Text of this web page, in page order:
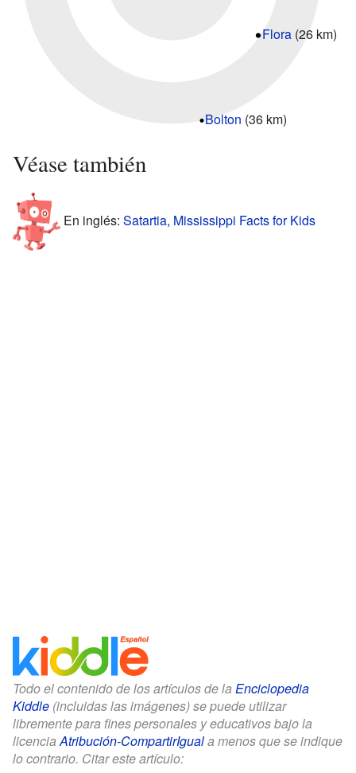
Bolton (36 km)
Flora (26 km)
Véase también
En inglés: Satartia, Mississippi Facts for Kids
Todo el contenido de los artículos de la Enciclopedia
Kiddle (incluidas las imágenes) se puede utilizar
libremente para fines personales y educativos bajo la
licenciaAtribución-CompartirIguala menos que se indique
lo contrario. Citar este artículo: